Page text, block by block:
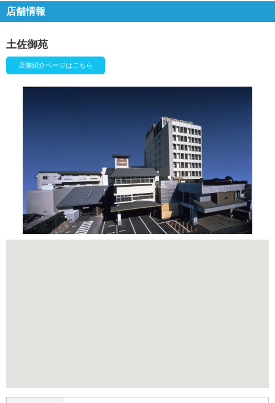
店舗情報
土佐御苑
店舗紹介ページはこちら